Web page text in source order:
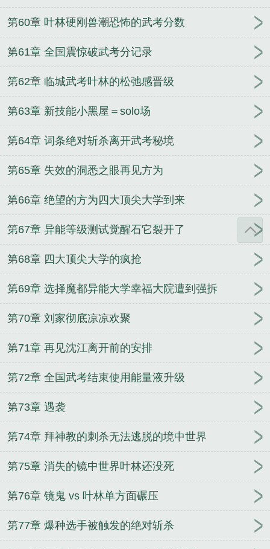
第60章 叶林硬刚兽潮恐怖的武考分数
第61章 全国震惊破武考分记录
第62章 临城武考叶林的松弛感晋级
第63章 新技能小黑屋＝solo场
第64章 词条绝对斩杀离开武考秘境
第65章 失效的洞悉之眼再见方为
第66章 绝望的方为四大顶尖大学到来
第67章 异能等级测试觉醒石它裂开了
第68章 四大顶尖大学的疯抢
第69章 选择魔都异能大学幸福大院遭到强拆
第70章 刘家彻底凉凉欢聚
第71章 再见沈江离开前的安排
第72章 全国武考结束使用能量液升级
第73章 遇袭
第74章 拜神教的刺杀无法逃脱的境中世界
第75章 消失的镜中世界叶林还没死
第76章 镜鬼 vs 叶林单方面碾压
第77章 爆种选手被触发的绝对斩杀